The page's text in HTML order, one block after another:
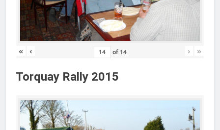
« ‹ of 14 › »
Torquay Rally 2015